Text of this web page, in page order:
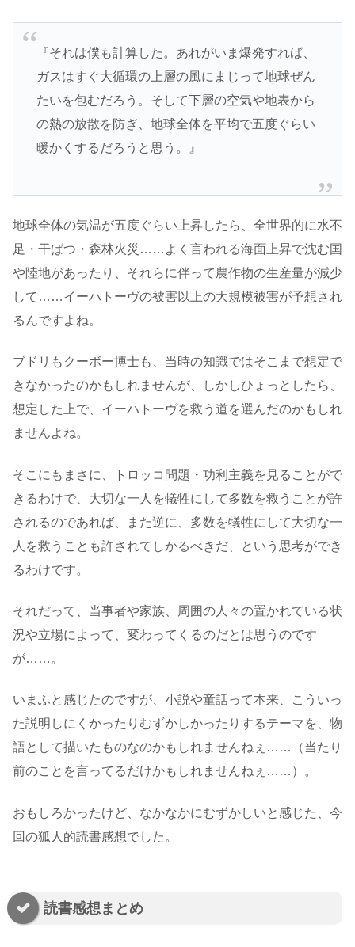
『それは僕も計算した。あれがいま爆発すれば、
ガスはすぐ大循環の上層の風にまじって地球ぜん
たいを包むだろう。そして下層の空気や地表から
の熱の放散を防ぎ、地球全体を平均で五度ぐらい
暖かくするだろうと思う。』
地球全体の気温が五度ぐらい上昇したら、全世界的に水不
足・干ばつ・森林火災……よく言われる海面上昇で沈む国
や陸地があったり、それらに伴って農作物の生産量が減少
して……イーハトーヴの被害以上の大規模被害が予想され
るんですよね。
ブドリもクーボー博士も、当時の知識ではそこまで想定で
きなかったのかもしれませんが、しかしひょっとしたら、
想定した上で、イーハトーヴを救う道を選んだのかもしれ
ませんよね。
そこにもまさに、トロッコ問題・功利主義を見ることがで
きるわけで、大切な一人を犠牲にして多数を救うことが許
されるのであれば、また逆に、多数を犠牲にして大切な一
人を救うことも許されてしかるべきだ、という思考ができ
るわけです。
それだって、当事者や家族、周囲の人々の置かれている状
況や立場によって、変わってくるのだとは思うのです
が……。
いまふと感じたのですが、小説や童話って本来、こういっ
た説明しにくかったりむずかしかったりするテーマを、物
語として描いたものなのかもしれませんねぇ……（当たり
前のことを言ってるだけかもしれませんねぇ……）。
おもしろかったけど、なかなかにむずかしいと感じた、今
回の狐人的読書感想でした。
読書感想まとめ